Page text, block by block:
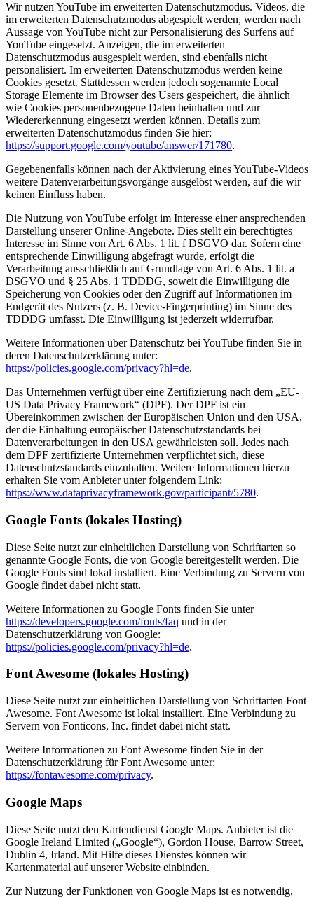
Wir nutzen YouTube im erweiterten Datenschutzmodus. Videos, die
im erweiterten Datenschutzmodus abgespielt werden, werden nach
Aussage von YouTube nicht zur Personalisierung des Surfens auf
YouTube eingesetzt. Anzeigen, die im erweiterten
Datenschutzmodus ausgespielt werden, sind ebenfalls nicht
personalisiert. Im erweiterten Datenschutzmodus werden keine
Cookies gesetzt. Stattdessen werden jedoch sogenannte Local
Storage Elemente im Browser des Users gespeichert, die ähnlich
wie Cookies personenbezogene Daten beinhalten und zur
Wiedererkennung eingesetzt werden können. Details zum
erweiterten Datenschutzmodus finden Sie hier:
https://support.google.com/youtube/answer/171780.
Gegebenenfalls können nach der Aktivierung eines YouTube-Videos
weitere Datenverarbeitungsvorgänge ausgelöst werden, auf die wir
keinen Einfluss haben.
Die Nutzung von YouTube erfolgt im Interesse einer ansprechenden
Darstellung unserer Online-Angebote. Dies stellt ein berechtigtes
Interesse im Sinne von Art. 6 Abs. 1 lit. f DSGVO dar. Sofern eine
entsprechende Einwilligung abgefragt wurde, erfolgt die
Verarbeitung ausschließlich auf Grundlage von Art. 6 Abs. 1 lit. a
DSGVO und § 25 Abs. 1 TDDDG, soweit die Einwilligung die
Speicherung von Cookies oder den Zugriff auf Informationen im
Endgerät des Nutzers (z. B. Device-Fingerprinting) im Sinne des
TDDDG umfasst. Die Einwilligung ist jederzeit widerrufbar.
Weitere Informationen über Datenschutz bei YouTube finden Sie in
deren Datenschutzerklärung unter:
https://policies.google.com/privacy?hl=de.
Das Unternehmen verfügt über eine Zertifizierung nach dem „EU-
US Data Privacy Framework“ (DPF). Der DPF ist ein
Übereinkommen zwischen der Europäischen Union und den USA,
der die Einhaltung europäischer Datenschutzstandards bei
Datenverarbeitungen in den USA gewährleisten soll. Jedes nach
dem DPF zertifizierte Unternehmen verpflichtet sich, diese
Datenschutzstandards einzuhalten. Weitere Informationen hierzu
erhalten Sie vom Anbieter unter folgendem Link:
https://www.dataprivacyframework.gov/participant/5780.
Google Fonts (lokales Hosting)
Diese Seite nutzt zur einheitlichen Darstellung von Schriftarten so
genannte Google Fonts, die von Google bereitgestellt werden. Die
Google Fonts sind lokal installiert. Eine Verbindung zu Servern von
Google findet dabei nicht statt.
Weitere Informationen zu Google Fonts finden Sie unter
https://developers.google.com/fonts/faq und in der
Datenschutzerklärung von Google:
https://policies.google.com/privacy?hl=de.
Font Awesome (lokales Hosting)
Diese Seite nutzt zur einheitlichen Darstellung von Schriftarten Font
Awesome. Font Awesome ist lokal installiert. Eine Verbindung zu
Servern von Fonticons, Inc. findet dabei nicht statt.
Weitere Informationen zu Font Awesome finden Sie in der
Datenschutzerklärung für Font Awesome unter:
https://fontawesome.com/privacy.
Google Maps
Diese Seite nutzt den Kartendienst Google Maps. Anbieter ist die
Google Ireland Limited („Google“), Gordon House, Barrow Street,
Dublin 4, Irland. Mit Hilfe dieses Dienstes können wir
Kartenmaterial auf unserer Website einbinden.
Zur Nutzung der Funktionen von Google Maps ist es notwendig,